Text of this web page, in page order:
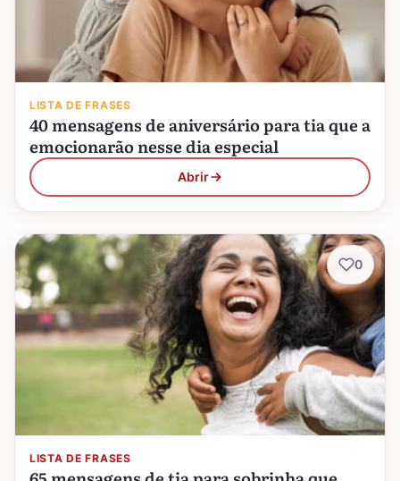
LISTA DE FRASES
40 mensagens de aniversário para tia que a
emocionarão nesse dia especial
Abrir
LISTA DE FRASES
0